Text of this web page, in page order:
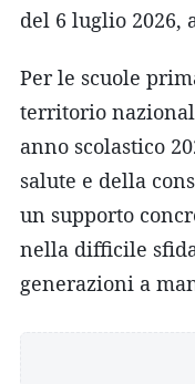
del 6 luglio 2026,
Per le scuole
territorio
anno scolastico
salute e della
un supporto
nella difficile
generazioni a